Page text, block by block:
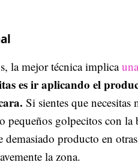
la mejor técnica implicauna
es ir aplicando el
Si sientes que necesitas
pequeños golpecitos con la
producto en
la zona.